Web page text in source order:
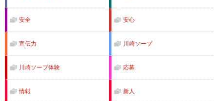
安全 安心
宣伝力 川崎ソープ
川崎ソープ体験 応募
情報 新人